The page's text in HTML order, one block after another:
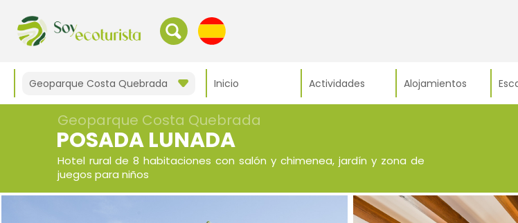
Geoparque Costa Quebrada Inicio Actividades Alojamientos
Geoparque Costa Quebrada
POSADA LUNADA
Hotel rural de 8 habitaciones con salón y chimenea, jardín y zona de
juegos para niños